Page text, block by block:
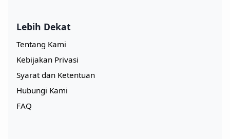
Lebih Dekat
Tentang Kami
Kebijakan Privasi
Syarat dan Ketentuan
Hubungi Kami
FAQ